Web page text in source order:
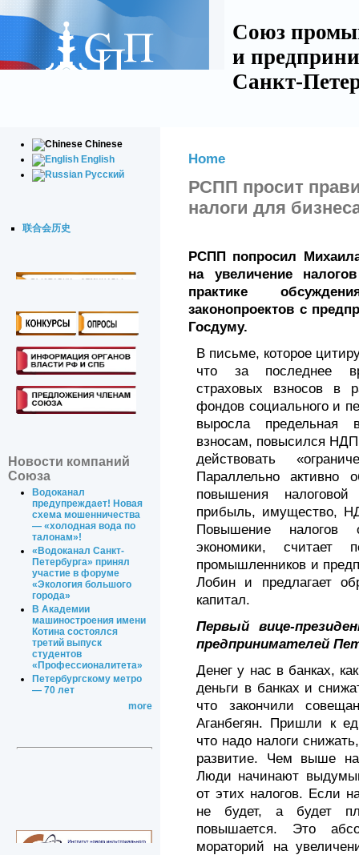
Союз
и
Санкт-
Chinese
English
Русский
联合会历史
Новости компаний
Союза
Водоканал
предупреждает! Новая
схема мошенничества
— «холодная вода по
талонам»!
«Водоканал Санкт-
Петербурга» принял
участие в форуме
«Экология большого
города»
В Академии
машиностроения имени
Котина состоялся
третий выпуск
студентов
«Профессионалитета»
Петербургскому метро
— 70 лет
more
Home
РСПП просит
налоги для
РСПП попросил
на увеличение
практике
законопроектов с
Госдуму.
В письме, которое
что за последнее
страховых взносов в
фондов социального и
выросла предельная
взносам, повысился
действовать
Параллельно активно
повышения
прибыль, имущество,
Повышение налогов
экономики, считает
промышленников и
Лобин и предлагает
капитал.
Первый вице-
предпринимателей
Денег у нас в банках,
деньги в банках и
что закончили
Аганбегян. Пришли к
что надо налоги
развитие. Чем выше
Люди начинают
от этих налогов. Если
не будет, а будет
повышается. Это
мораторий на